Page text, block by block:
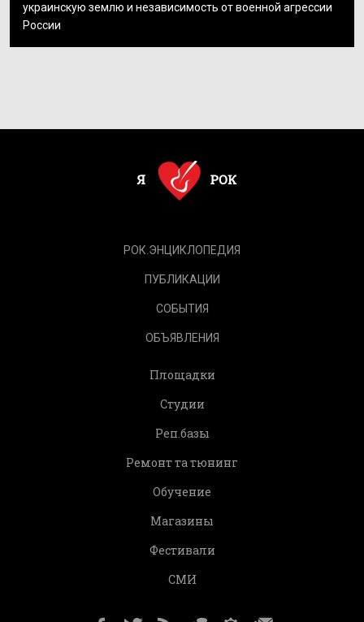
украинскую землю и независимость от военной агрессии
России
РОК.ЭНЦИКЛОПЕДИЯ
ПУБЛИКАЦИИ
СОБЫТИЯ
ОБЪЯВЛЕНИЯ
Площадки
Студии
Реп.базы
Ремонт та тюнинг
Обучение
Магазины
Фестивали
СМИ